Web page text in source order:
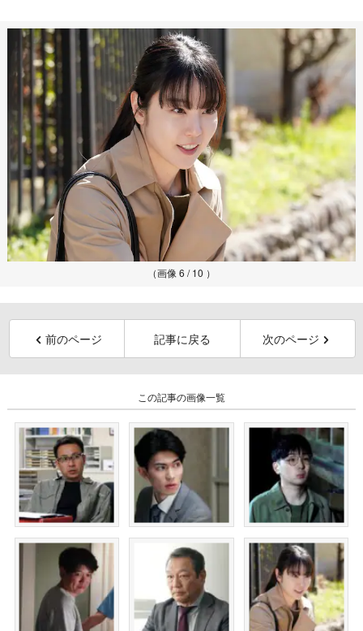
（画像 6 / 10 ）
前のページ 記事に戻る 次のページ
この記事の画像一覧